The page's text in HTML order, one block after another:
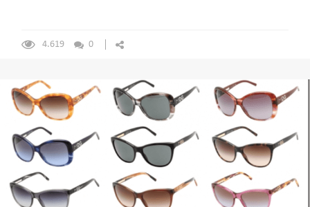
4.619 0